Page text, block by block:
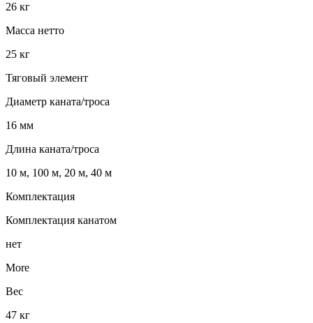
26 кг
Масса нетто
25 кг
Тяговый элемент
Диаметр каната/троса
16 мм
Длина каната/троса
10 м, 100 м, 20 м, 40 м
Комплектация
Комплектация канатом
нет
More
Вес
47 кг